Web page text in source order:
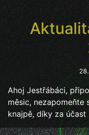
Ahoj Jestřábáci,
měsic, nezapomeňte
knajpě, díky za účast